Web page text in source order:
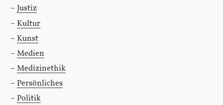
Justiz
Kultur
Kunst
Medien
Medizinethik
Persönliches
Politik